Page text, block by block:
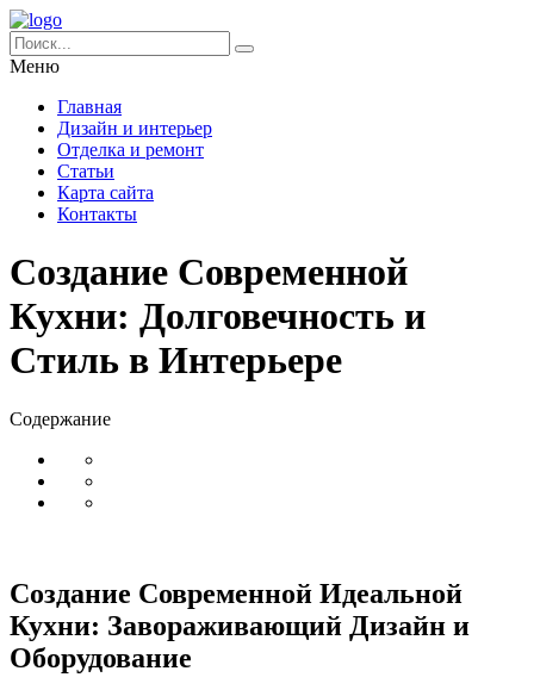
Меню
Главная
Дизайн и интерьер
Отделка и ремонт
Статьи
Карта сайта
Контакты
Создание Современной
Кухни: Долговечность и
Стиль в Интерьере
Содержание
Создание Современной Идеальной
Кухни: Завораживающий Дизайн и
Оборудование